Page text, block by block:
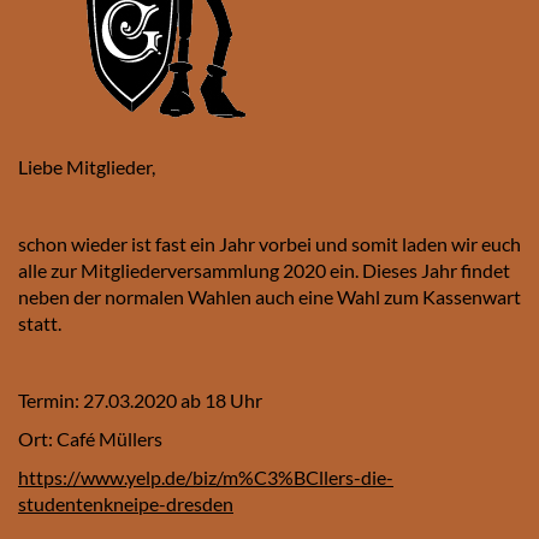
Liebe Mitglieder,
schon wieder ist fast ein Jahr vorbei und somit laden wir euch
alle zur Mitgliederversammlung 2020 ein. Dieses Jahr findet
neben der normalen Wahlen auch eine Wahl zum Kassenwart
statt.
Termin: 27.03.2020 ab 18 Uhr
Ort: Café Müllers
https://www.yelp.de/biz/m%C3%BCllers-die-
studentenkneipe-dresden